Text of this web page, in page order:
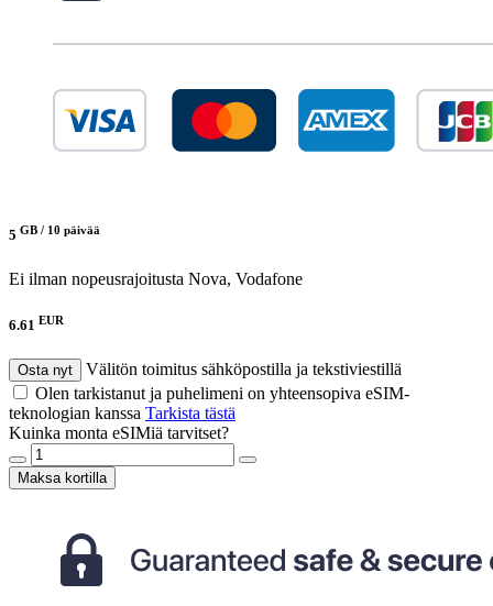
5 GB / 10 päivää
Ei ilman nopeusrajoitusta Nova, Vodafone
6.61 EUR
Osta nyt
Välitön toimitus sähköpostilla ja tekstiviestillä
Olen tarkistanut ja puhelimeni on yhteensopiva eSIM-
teknologian kanssa Tarkista tästä
Kuinka monta eSIMiä tarvitset?
Maksa kortilla